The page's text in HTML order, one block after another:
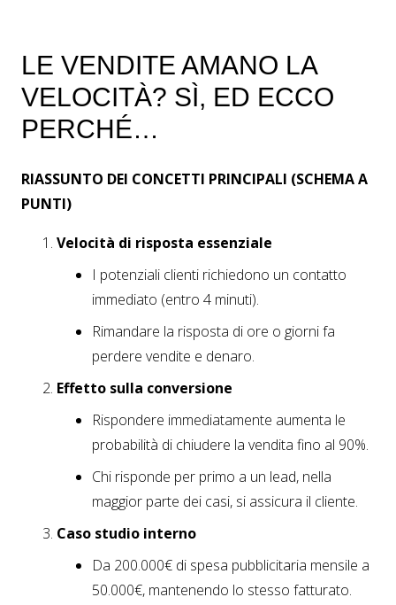
LE VENDITE AMANO LA
VELOCITÀ? SÌ, ED ECCO
PERCHÉ…
RIASSUNTO DEI CONCETTI PRINCIPALI (SCHEMA A
PUNTI)
Velocità di risposta essenziale
I potenziali clienti richiedono un contatto
immediato (entro 4 minuti).
Rimandare la risposta di ore o giorni fa
perdere vendite e denaro.
Effetto sulla conversione
Rispondere immediatamente aumenta le
probabilità di chiudere la vendita fino al 90%.
Chi risponde per primo a un lead, nella
maggior parte dei casi, si assicura il cliente.
Caso studio interno
Da 200.000€ di spesa pubblicitaria mensile a
50.000€, mantenendo lo stesso fatturato.